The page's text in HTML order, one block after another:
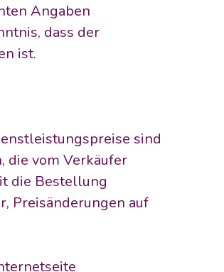
Angaben
dass der
ist.
sind
die vom Verkäufer
die Bestellung
Preisänderungen auf